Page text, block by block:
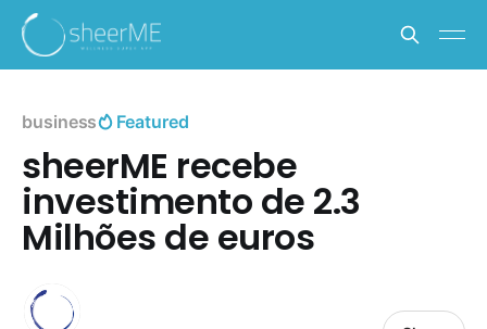
business Featured
sheerME recebe
investimento de 2.3
Milhões de euros